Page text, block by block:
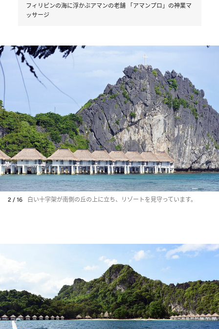
フィリピンの海に浮かぶアマンの老舗 「アマンプロ」の神業マ
ッサージ
2 / 16 白い十字架が南側の丘の上に立ち、リゾートを見守っています。